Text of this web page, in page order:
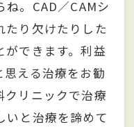
。CAD／CAMシ
たり欠けたりした
できます。利益
える治療をお勧
クリニックで治療
いと治療を諦めて